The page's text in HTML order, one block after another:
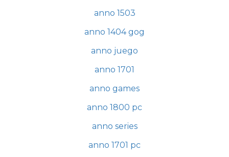
anno 1503
anno 1404 gog
anno juego
anno 1701
anno games
anno 1800 pc
anno series
anno 1701 pc